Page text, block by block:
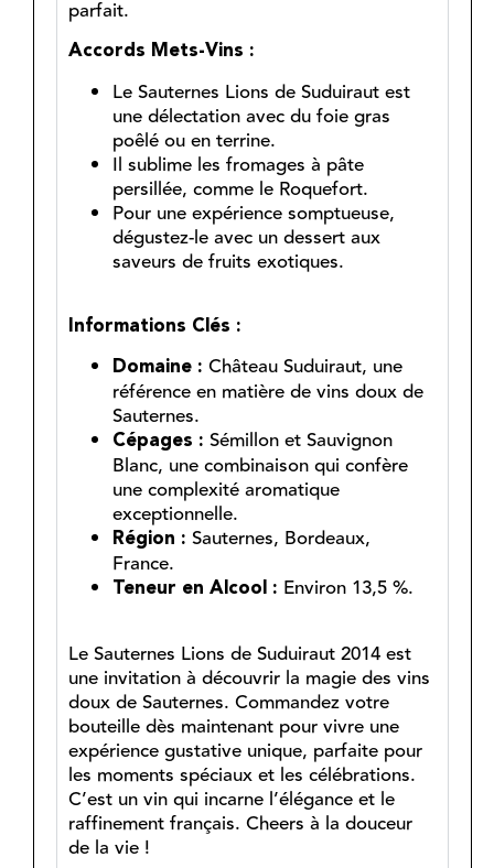
parfait.
Accords Mets-Vins :
Le Sauternes Lions de Suduiraut est
une délectation avec du foie gras
poêlé ou en terrine.
Il sublime les fromages à pâte
persillée, comme le Roquefort.
Pour une expérience somptueuse,
dégustez-le avec un dessert aux
saveurs de fruits exotiques.
Informations Clés :
Domaine : Château Suduiraut, une
référence en matière de vins doux de
Sauternes.
Cépages : Sémillon et Sauvignon
Blanc, une combinaison qui confère
une complexité aromatique
exceptionnelle.
Région : Sauternes, Bordeaux,
France.
Teneur en Alcool : Environ 13,5 %.
Le Sauternes Lions de Suduiraut 2014 est
une invitation à découvrir la magie des vins
doux de Sauternes. Commandez votre
bouteille dès maintenant pour vivre une
expérience gustative unique, parfaite pour
les moments spéciaux et les célébrations.
C’est un vin qui incarne l’élégance et le
raffinement français. Cheers à la douceur
de la vie !